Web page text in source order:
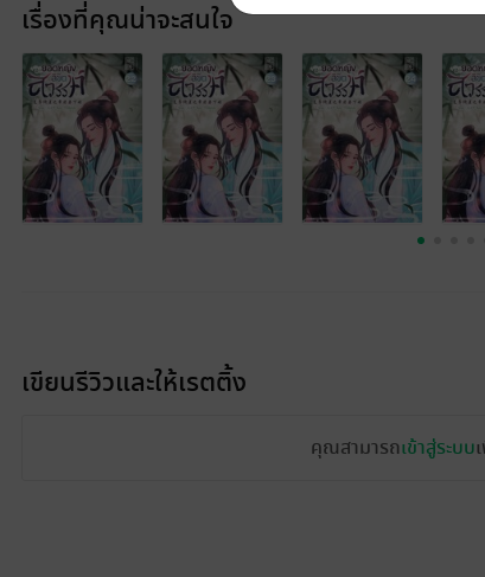
เรื่องที่คุณน่าจะสนใจ
เขียนรีวิวและให้เรตติ้ง
คุณสามารถเข้าสู่ระบบ